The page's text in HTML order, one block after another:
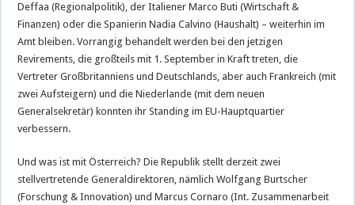
Deffaa (Regionalpolitik), der Italiener Marco Buti (Wirtschaft &
Finanzen) oder die Spanierin Nadia Calvino (Haushalt) – weiterhin im
Amt bleiben. Vorrangig behandelt werden bei den jetzigen
Revirements, die großteils mit 1. September in Kraft treten, die
Vertreter Großbritanniens und Deutschlands, aber auch Frankreich (mit
zwei Aufsteigern) und die Niederlande (mit dem neuen
Generalsekretär) konnten ihr Standing im EU-Hauptquartier
verbessern.
Und was ist mit Österreich? Die Republik stellt derzeit zwei
stellvertretende Generaldirektoren, nämlich Wolfgang Burtscher
(Forschung & Innovation) und Marcus Cornaro (Int. Zusammenarbeit